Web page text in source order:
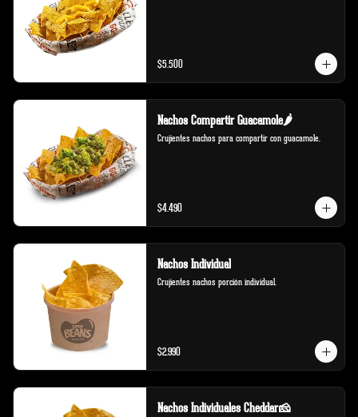
$5.500
Nachos Compartir Guacamole🌶️
Crujientes nachos para compartir con guacamole.
$4.490
Nachos Individual
Crujientes nachos porción individual.
$2.990
Nachos Individuales Cheddar🧀